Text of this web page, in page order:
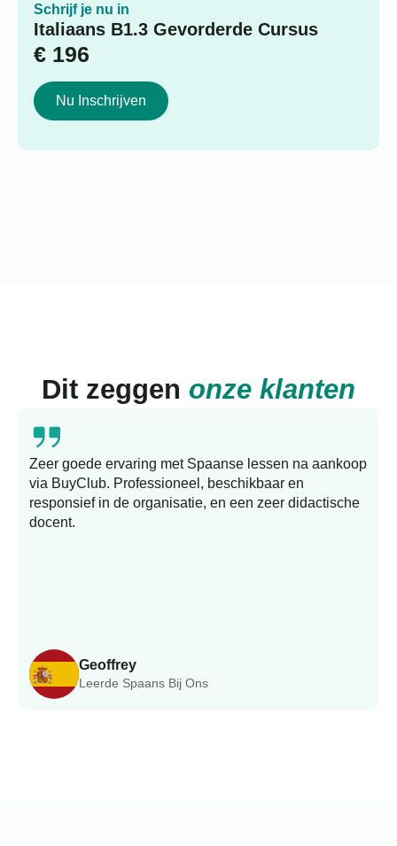
Schrijf je nu in
Italiaans B1.3 Gevorderde Cursus
€ 196
Nu Inschrijven
Dit zeggen onze klanten
Geoffrey
Leerde Spaans Bij Ons
Zeer goede ervaring met Spaanse lessen na aankoop
via BuyClub. Professioneel, beschikbaar en
responsief in de organisatie, en een zeer didactische
docent.